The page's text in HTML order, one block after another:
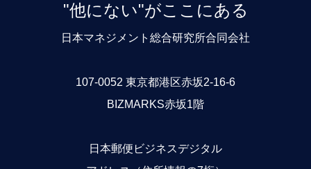
"他にない"がここにある
日本マネジメント総合研究所合同会社
107-0052 東京都港区赤坂2-16-6
BIZMARKS赤坂1階
日本郵便ビジネスデジタル